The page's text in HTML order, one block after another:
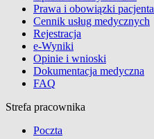
Prawa i obowiązki pacjenta
Cennik usług medycznych
Rejestracja
e-Wyniki
Opinie i wnioski
Dokumentacja medyczna
FAQ
Strefa pracownika
Poczta